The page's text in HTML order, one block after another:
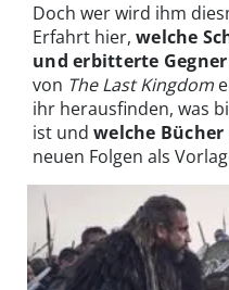
Doch wer wird ihm
Erfahrt hier, welche
und erbitterte Gegner
von The Last Kingdom
ihr herausfinden, was
ist und welche
neuen Folgen als